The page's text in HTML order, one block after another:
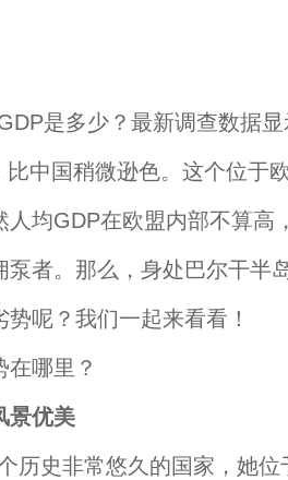
是多少？最新调查数据显
比中国稍微逊色。这个位于
人均GDP在欧盟内部不算高
泵者。那么，身处巴尔干半
呢？我们一起来看看！
在哪里？
景优美
史非常悠久的国家，她位